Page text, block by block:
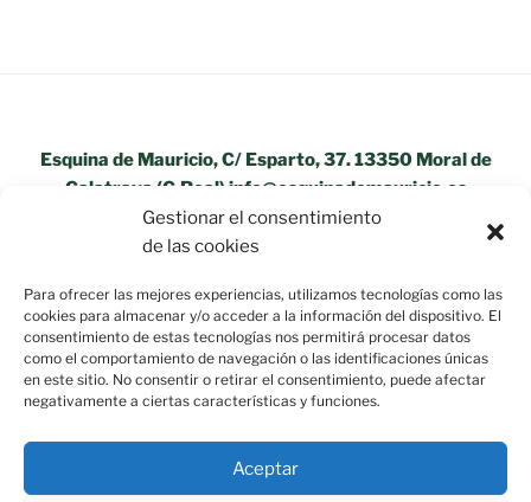
Gestionar el consentimiento
de las cookies
Para ofrecer las mejores experiencias, utilizamos tecnologías como las
cookies para almacenar y/o acceder a la información del dispositivo. El
consentimiento de estas tecnologías nos permitirá procesar datos
como el comportamiento de navegación o las identificaciones únicas
en este sitio. No consentir o retirar el consentimiento, puede afectar
negativamente a ciertas características y funciones.
Aceptar
Esquina de Mauricio, C/ Esparto, 37. 13350 Moral de
Calatrava (C.Real) info@esquinademauricio.es
«Aviso Legal»